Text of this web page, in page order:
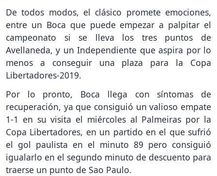
De todos modos, el clásico promete emociones,
entre un Boca que puede empezar a palpitar el
campeonato si se lleva los tres puntos de
Avellaneda, y un Independiente que aspira por lo
menos a conseguir una plaza para la Copa
Libertadores-2019.
Por lo pronto, Boca llega con síntomas de
recuperación, ya que consiguió un valioso empate
1-1 en su visita el miércoles al Palmeiras por la
Copa Libertadores, en un partido en el que sufrió
el gol paulista en el minuto 89 pero consiguió
igualarlo en el segundo minuto de descuento para
traerse un punto de Sao Paulo.